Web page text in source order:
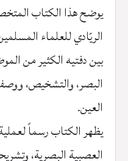
يوضح هذا الكتاب
الريّادي للعلماء
بين دفتيه الكثير من
البصر، والتشخيص،
العين.
يظهر الكتاب رسماً
العصبية البصرية،